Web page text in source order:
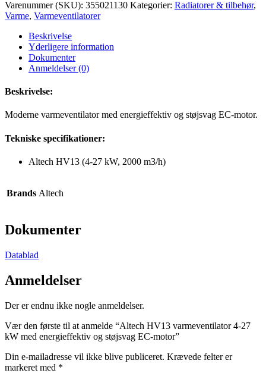
med
energieffektiv
støjsvag
EC-
motor
antal
Varenummer (SKU): 355021130 Kategorier: Radiatorer & tilbehør,
Varme, Varmeventilatorer
Beskrivelse
Yderligere information
Dokumenter
Anmeldelser (0)
Beskrivelse:
Moderne varmeventilator med energieffektiv og støjsvag EC-motor.
Tekniske specifikationer:
Altech HV13 (4-27 kW, 2000 m3/h)
Brands Altech
Dokumenter
Datablad
Anmeldelser
Der er endnu ikke nogle anmeldelser.
Vær den første til at anmelde “Altech HV13 varmeventilator 4-27
kW med energieffektiv og støjsvag EC-motor”
Din e-mailadresse vil ikke blive publiceret. Krævede felter er
markeret med *